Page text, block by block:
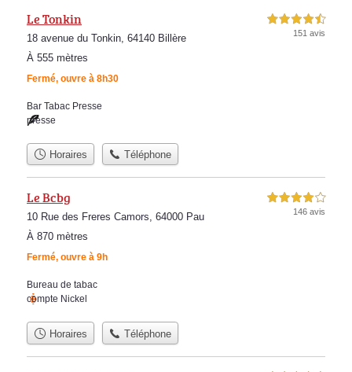
Le Tonkin
18 avenue du Tonkin, 64140 Billère
À 555 mètres
Fermé, ouvre à 8h30
4,5 étoiles sur 5
151 avis
Bar Tabac Presse
presse
Horaires Téléphone
Le Bcbg
10 Rue des Freres Camors, 64000 Pau
À 870 mètres
Fermé, ouvre à 9h
4,0 étoiles sur 5
146 avis
Bureau de tabac
compte Nickel
Horaires Téléphone